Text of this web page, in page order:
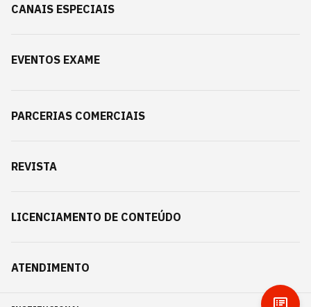
CANAIS ESPECIAIS
EVENTOS EXAME
PARCERIAS COMERCIAIS
REVISTA
LICENCIAMENTO DE CONTEÚDO
ATENDIMENTO